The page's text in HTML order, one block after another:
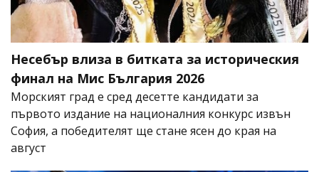
Несебър влиза в битката за историческия
финал на Мис България 2026
Морският град е сред десетте кандидати за
първото издание на националния конкурс извън
София, а победителят ще стане ясен до края на
август